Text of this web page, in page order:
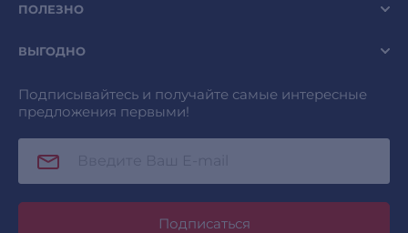
ПОЛЕЗНО
ВЫГОДНО
Подписывайтесь и получайте самые интересные
предложения первыми!
Подписаться